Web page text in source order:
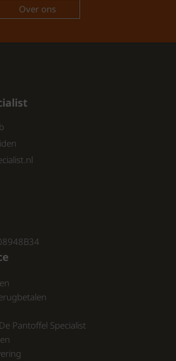
beschikbaar in een stijlvolle
Ze zijn nu te koop bij
. Dit is de ideale plek om
sandalen aan te
voor Wolky Dames
zijn niet alleen stijlvol,
met het oog op jouw
van leer en suède
je voeten de hele dag door
Of je nu een dagje uitgaat of
maakt, deze sandalen zijn een
Over ons
Pantoffel Specialist